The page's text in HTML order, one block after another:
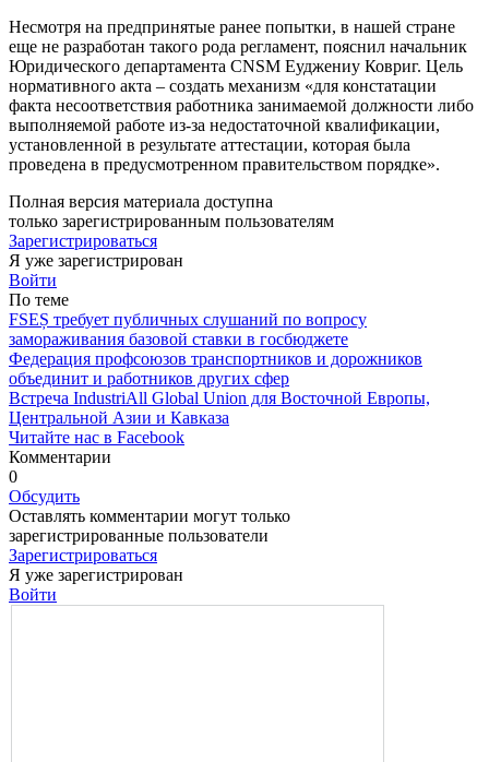
Несмотря на предпринятые ранее по­пытки, в нашей стране
еще не разработан такого рода регламент, пояснил начальник
Юридического департамента CNSM Еудже­ниу Ковриг. Цель
нормативного акта – со­здать механизм «для констатации
факта не­соответствия работника занимаемой долж­ности либо
выполняемой работе из-за не­достаточной квалификации,
установлен­ной в результате аттестации, которая была
проведена в предусмотренном правитель­ством порядке».
Полная версия материала доступна
только зарегистрированным пользователям
Зарегистрироваться
Я уже зарегистрирован
Войти
По теме
FSEȘ требует публичных слушаний по вопросу
замораживания базовой ставки в госбюджете
Федерация профсоюзов транспортников и дорожников
объединит и работников других сфер
Встреча IndustriAll Global Union для Восточной Европы,
Центральной Азии и Кавказа
Читайте нас в Facebook
Комментарии
0
Обсудить
Оставлять комментарии могут только
зарегистрированные пользователи
Зарегистрироваться
Я уже зарегистрирован
Войти